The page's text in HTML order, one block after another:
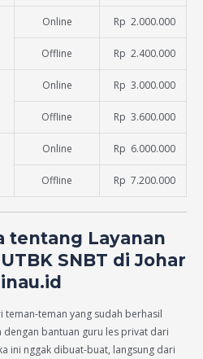
Online Rp 2.000.000
Offline Rp 2.400.000
Online Rp 3.000.000
Offline Rp 3.600.000
Online Rp 6.000.000
Offline Rp 7.200.000
tentang Layanan
SNBT di Johar
teman-teman yang sudah berhasil
bantuan guru les privat dari
ini nggak dibuat-buat, langsung dari